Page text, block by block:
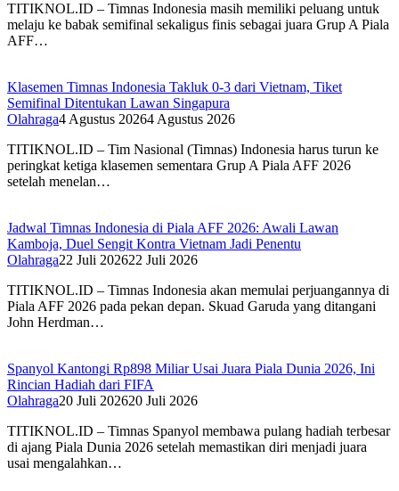
TITIKNOL.ID – Timnas Indonesia masih memiliki peluang untuk
melaju ke babak semifinal sekaligus finis sebagai juara Grup A Piala
AFF…
Klasemen Timnas Indonesia Takluk 0-3 dari Vietnam, Tiket
Semifinal Ditentukan Lawan Singapura
Olahraga4 Agustus 20264 Agustus 2026
TITIKNOL.ID – Tim Nasional (Timnas) Indonesia harus turun ke
peringkat ketiga klasemen sementara Grup A Piala AFF 2026
setelah menelan…
Jadwal Timnas Indonesia di Piala AFF 2026: Awali Lawan
Kamboja, Duel Sengit Kontra Vietnam Jadi Penentu
Olahraga22 Juli 202622 Juli 2026
TITIKNOL.ID – Timnas Indonesia akan memulai perjuangannya di
Piala AFF 2026 pada pekan depan. Skuad Garuda yang ditangani
John Herdman…
Spanyol Kantongi Rp898 Miliar Usai Juara Piala Dunia 2026, Ini
Rincian Hadiah dari FIFA‎
Olahraga20 Juli 202620 Juli 2026
TITIKNOL.ID – Timnas Spanyol membawa pulang hadiah terbesar
di ajang Piala Dunia 2026 setelah memastikan diri menjadi juara
usai mengalahkan…